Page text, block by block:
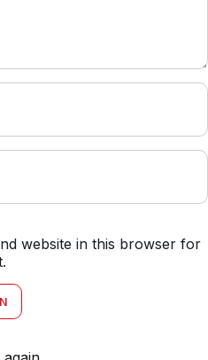
website in this browser for